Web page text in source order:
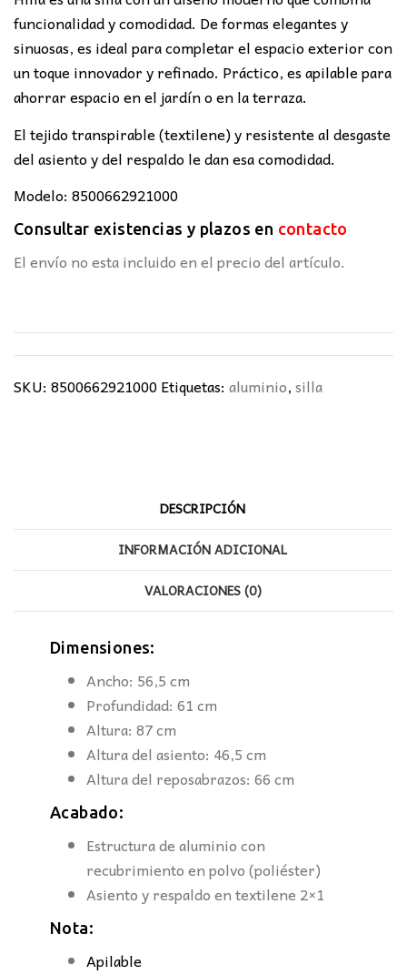
118,00€.107,00€.
funcionalidad y comodidad. De formas elegantes y
sinuosas, es ideal para completar el espacio exterior con
un toque innovador y refinado. Práctico, es apilable para
ahorrar espacio en el jardín o en la terraza.
El tejido transpirable (textilene) y resistente al desgaste
del asiento y del respaldo le dan esa comodidad.
Modelo: 8500662921000
Consultar existencias y plazos en contacto
El envío no esta incluido en el precio del artículo.
SKU: 8500662921000Etiquetas: aluminio,silla
DESCRIPCIÓN
INFORMACIÓN ADICIONAL
VALORACIONES (0)
Dimensiones:
Ancho: 56,5 cm
Profundidad: 61 cm
Altura: 87 cm
Altura del asiento: 46,5 cm
Altura del reposabrazos: 66 cm
Acabado:
Estructura de aluminio con
recubrimiento en polvo (poliéster)
Asiento y respaldo en textilene 2×1
Nota:
Apilable